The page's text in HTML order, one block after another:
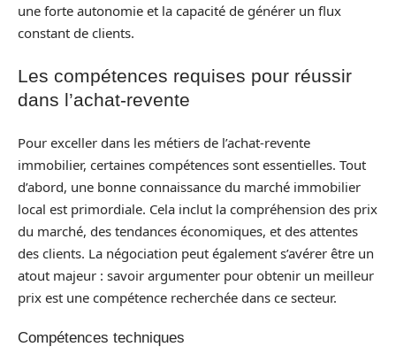
une forte autonomie et la capacité de générer un flux
constant de clients.
Les compétences requises pour réussir
dans l’achat-revente
Pour exceller dans les métiers de l’achat-revente
immobilier, certaines compétences sont essentielles. Tout
d’abord, une bonne connaissance du marché immobilier
local est primordiale. Cela inclut la compréhension des prix
du marché, des tendances économiques, et des attentes
des clients. La négociation peut également s’avérer être un
atout majeur : savoir argumenter pour obtenir un meilleur
prix est une compétence recherchée dans ce secteur.
Compétences techniques